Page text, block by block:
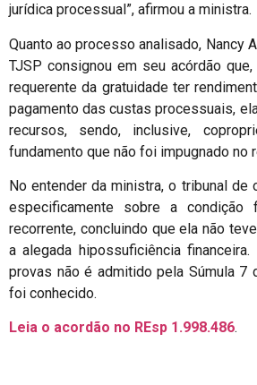
jurídica processual”, afirmou a ministra.
Quanto ao processo analisado, Nancy
TJSP consignou em seu acórdão
requerente da gratuidade ter
pagamento das custas processuais,
recursos, sendo, inclusive,
fundamento que não foi impugnado no
No entender da ministra, o tribunal de
especificamente sobre a condição
recorrente, concluindo que ela não
a alegada hipossuficiência
provas não é admitido pela Súmula 7
foi conhecido.
Leia o acordão no REsp 1.998.486.